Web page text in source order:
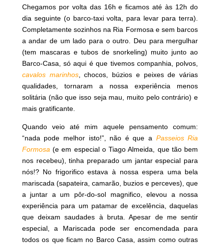
Chegamos por volta das 16h e ficamos até às 12h do
dia seguinte (o barco-taxi volta, para levar para terra).
Completamente sozinhos na Ria Formosa e sem barcos
a andar de um lado para o outro. Deu para mergulhar
(tem mascaras e tubos de snorkeling) muito junto ao
Barco-Casa, só aqui é que tivemos companhia, polvos,
cavalos marinhos, chocos, búzios e peixes de várias
qualidades, tornaram a nossa experiência menos
solitária (não que isso seja mau, muito pelo contrário) e
mais gratificante.
Quando veio até mim aquele pensamento comum:
“nada pode melhor isto!”, não é que a Passeios Ria
Formosa (e em especial o Tiago Almeida, que tão bem
nos recebeu), tinha preparado um jantar especial para
nós!? No frigorifico estava à nossa espera uma bela
mariscada (sapateira, camarão, buzios e perceves), que
a juntar a um pôr-do-sol magnifico, elevou a nossa
experiência para um patamar de excelência, daquelas
que deixam saudades à bruta. Apesar de me sentir
especial, a Mariscada pode ser encomendada para
todos os que ficam no Barco Casa, assim como outras